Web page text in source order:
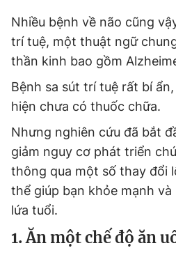
Sản phẩm khác
Tiện ích
Thông tin tòa soạn
Đọc Thanh Niên trên điện
Nhiều bệnh về não cũng
trí tuệ, một thuật ngữ
thần kinh bao gồm
Bệnh sa sút trí tuệ rất bí
hiện chưa có thuốc chữa.
Nhưng nghiên cứu đã bắt
giảm nguy cơ phát triển
thông qua một số thay đổi
thể giúp bạn khỏe mạnh
lứa tuổi.
1. Ăn một chế độ ăn